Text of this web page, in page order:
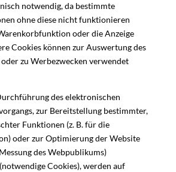
notwendig, da bestimmte
ohne diese nicht funktionieren
oder die Anzeige
Cookies können zur Auswertung des
zu Werbezwecken verwendet
des elektronischen
zur Bereitstellung bestimmter,
Funktionen (z. B. für die
oder zur Optimierung der Website
des Webpublikums)
Cookies), werden auf